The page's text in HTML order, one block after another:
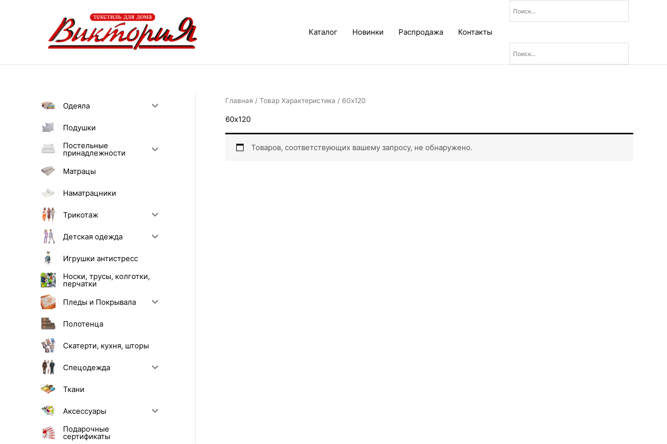
Каталог Новинки Распродажа Контакты
Одеяла
Подушки
Постельные
принадлежности
Матрацы
Наматрацники
Трикотаж
Детская одежда
Игрушки антистресс
Носки, трусы, колготки,
перчатки
Пледы и Покрывала
Полотенца
Скатерти, кухня, шторы
Спецодежда
Ткани
Аксессуары
Подарочные
сертификаты
Главная / Товар Характеристика / 60х120
60х120
Товаров, соответствующих вашему запросу, не обнаружено.